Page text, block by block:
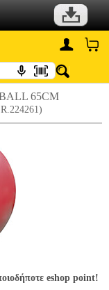
65CM
eshop point!